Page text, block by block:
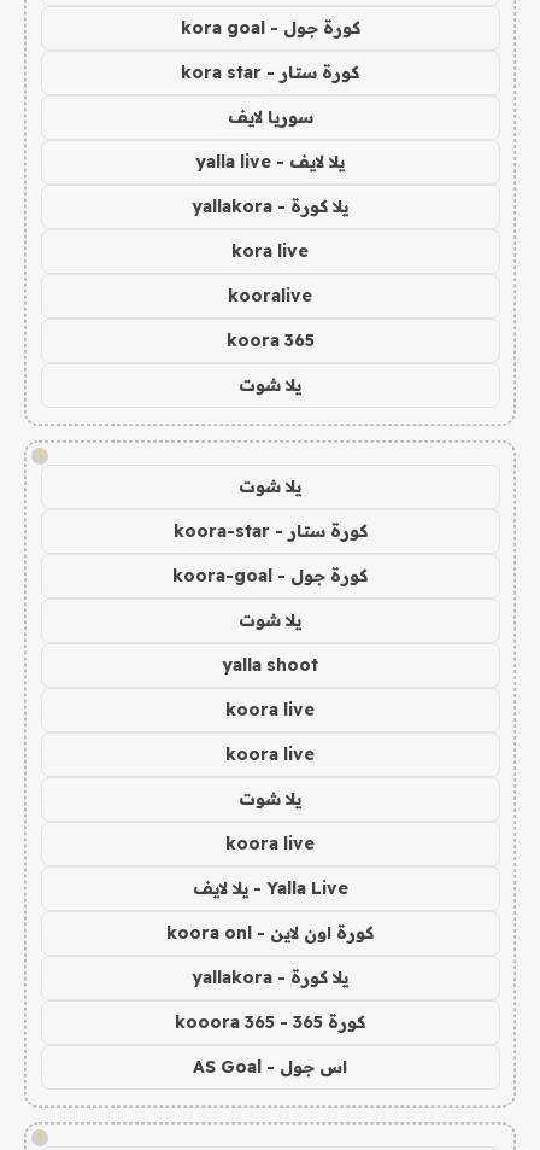
كورة جول - kora goal
كورة ستار - kora star
سوريا لايف
يلا لايف - yalla live
يلا كورة - yallakora
kora live
kooralive
koora 365
يلا شوت
!
يلا شوت
كورة ستار - koora-star
كورة جول - koora-goal
يلا شوت
yalla shoot
koora live
koora live
يلا شوت
koora live
Yalla Live - يلا لايف
كورة اون لاين - koora onl
يلا كورة - yallakora
كورة 365 - kooora 365
اس جول - AS Goal
!